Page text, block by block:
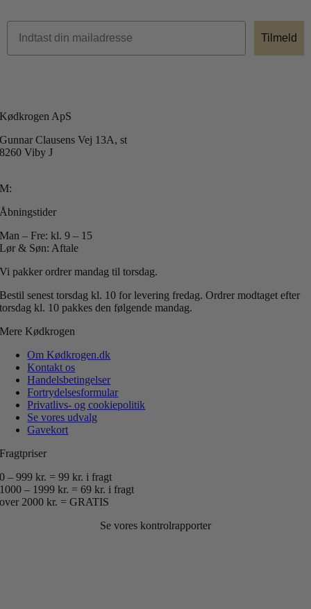
Tilmeld
Kødkrogen ApS
Gunnar Clausens Vej 13A, st
8260 Viby J
M:
Åbningstider
Man – Fre: kl. 9 – 15
Lør & Søn: Aftale
Vi pakker ordrer mandag til torsdag.
Bestil senest torsdag kl. 10 for levering fredag.Ordrer modtaget efter
torsdag kl. 10 pakkes den følgende mandag.
Mere Kødkrogen
Om Kødkrogen.dk
Kontakt os
Handelsbetingelser
Fortrydelsesformular
Privatlivs- og cookiepolitik
Se vores udvalg
Gavekort
Fragtpriser
0 – 999 kr. = 99 kr. i fragt
1000 – 1999 kr. = 69 kr. i fragt
over 2000 kr. = GRATIS
Se vores kontrolrapporter